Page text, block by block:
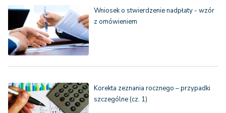
Wniosek o stwierdzenie nadpłaty - wzór
z omówieniem
Korekta zeznania rocznego – przypadki
szczególne (cz. 1)